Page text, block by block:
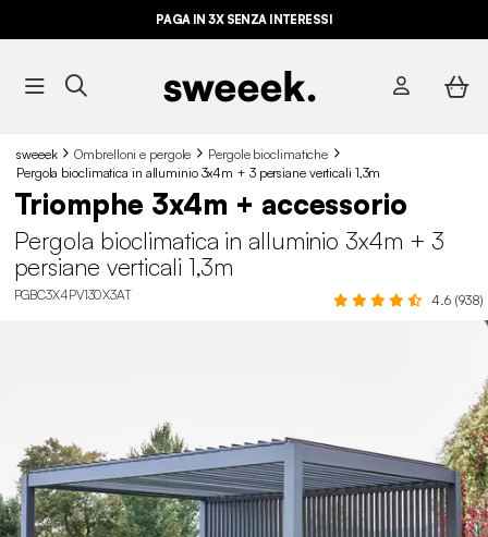
PAGA IN 3X SENZA INTERESSI
sweeek Ombrelloni e pergole
Pergole bioclimatiche
Pergola bioclimatica in alluminio 3x4m + 3 persiane verticali 1,3m
Triomphe 3x4m + accessorio
Pergola bioclimatica in alluminio 3x4m + 3
persiane verticali 1,3m
PGBC3X4PV130X3AT 4.6 (938)